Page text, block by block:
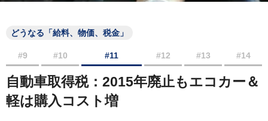
どうなる「給料、物価、税金」
#9 #10 #11 #12 #13 #14
自動車取得税：2015年廃止もエコカー＆
軽は購入コスト増